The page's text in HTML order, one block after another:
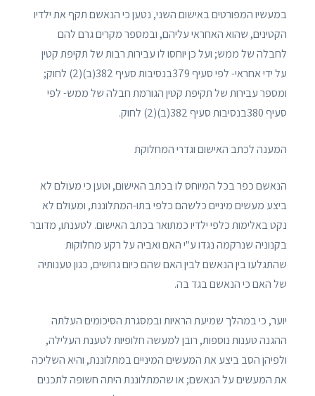
במעשיו המפורטים באישום השני, נטען כי הנאשם תקף את ילדיו
הקטינים, שהוא האחראי עליהם, ובמספר מקרים גרם להם
לחבלה של ממש; ועל כן יוחסו לו עבירות רבות של תקיפת קטין
על ידי אחראי- לפי סעיף 379בנסיבות סעיף 382(ב)(2) לחוק;
ומספר עבירות של תקיפת קטין הגורמת חבלה של ממש- לפי
סעיף 380בנסיבות סעיף 382(ב)(2) לחוק.
המענה לכתב האישום וגדרי המחלוקת
הנאשם כפר בכל המיוחס לו בכתב האישום, וטען כי מעולם לא
ביצע מעשים מיניים כלשהם כלפי בתו-המתלוננת, ומעולם לא
נקט באלימות כלפי ילדיו כמתואר בכתב האישום. לטענתו, מדובר
בקנוניה שנרקמה נגדו ע"י האם ואביה על רקע מחלוקות
שהתגלעו בין הנאשם לבין האם שהם כיום גרושים, כגון טענותיה
של האם כי הנאשם בגד בה.
יוער, כי במהלך שמיעת הראיות ובמסגרת הסיכומים העלתה
ההגנה טענות נוספות, רובן למעשה חלופיות לטענת העלילה,
ולפיהן הסב ביצע את המעשים המיניים במתלוננת, והיא השליכה
את המעשים על הנאשם; או שהמתלוננת היתה חשופה לתכנים